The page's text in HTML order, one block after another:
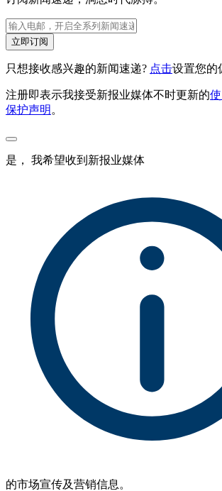
立即订阅
只想接收感兴趣的新闻速递? 点击设置您的
注册即表示我接受新报业媒体不时更新的
保护声明 。
是， 我希望收到新报业媒体
的市场宣传及营销信息。